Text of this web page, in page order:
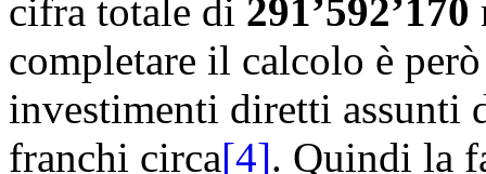
cifra totale di 291’592’170
completare il calcolo è
investimenti diretti assunti
franchi circa[4]. Quindi la